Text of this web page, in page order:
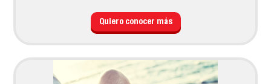
Quiero conocer más